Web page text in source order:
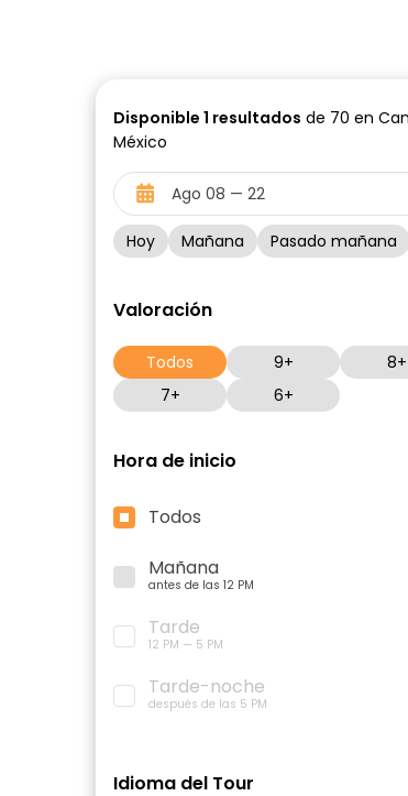
Disponible 1 resultados de 70 en
México
Hoy Mañana Pasado mañana
Valoración
Todos 9+
8+
7+
6+
Hora de inicio
Todos
Mañana
antes de las 12 PM
Tarde
12 PM — 5 PM
Tarde-noche
después de las 5 PM
Idioma del Tour